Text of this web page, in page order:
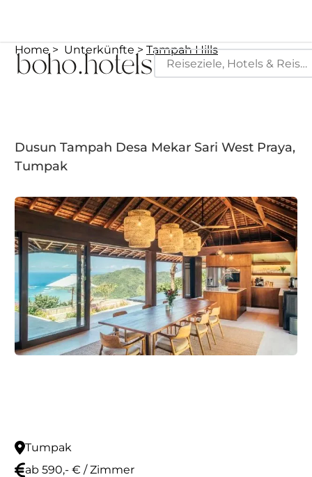
Home Unterkünfte Tampah Hills
Dusun Tampah Desa Mekar Sari West Praya,
Tumpak
Tumpak
ab 590,- € / Zimmer